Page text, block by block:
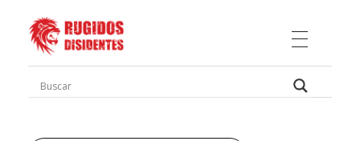
Rugidos Disidentes
Bogotá - Colombia | ISSN 2619-5569